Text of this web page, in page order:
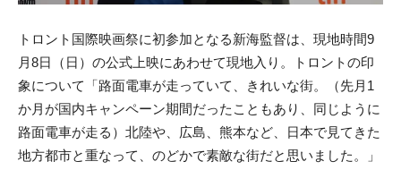
トロント国際映画祭に初参加となる新海監督は、現地時間9
月8日（日）の公式上映にあわせて現地入り。トロントの印
象について「路面電車が走っていて、きれいな街。（先月1
か月が国内キャンペーン期間だったこともあり、同じように
路面電車が走る）北陸や、広島、熊本など、日本で見てきた
地方都市と重なって、のどかで素敵な街だと思いました。」